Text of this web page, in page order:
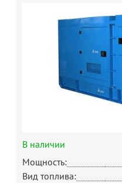
В наличии
Мощность:
Вид топлива: